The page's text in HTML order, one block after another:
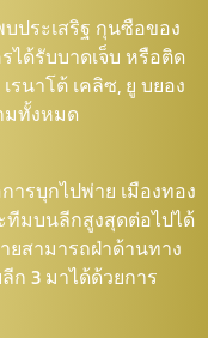
ประเสริฐ กุนซือของ
ด้รับบาดเจ็บ หรือติด
นาโต้ เคลิซ, ยู บยอง
มทั้งหมด
ารบุกไปพ่าย เมืองทอง
ทีมบนลีกสูงสุดต่อไปได้
ยสามารถฝ่าด้านทาง
ก 3 มาได้ด้วยการ